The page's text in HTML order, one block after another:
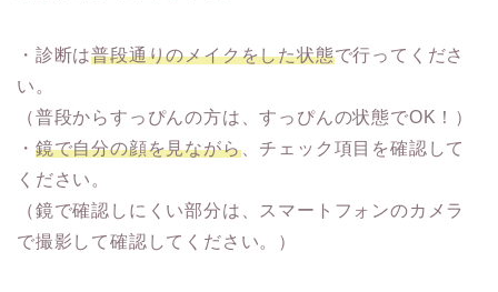
・診断は普段通りのメイクをした状態で行ってくださ
い。
（普段からすっぴんの方は、すっぴんの状態でOK！）
・ 鏡で自分の顔を見ながら、チェック項目を確認して
ください。
（鏡で確認しにくい部分は、スマートフォンのカメラ
で撮影して確認してください。）